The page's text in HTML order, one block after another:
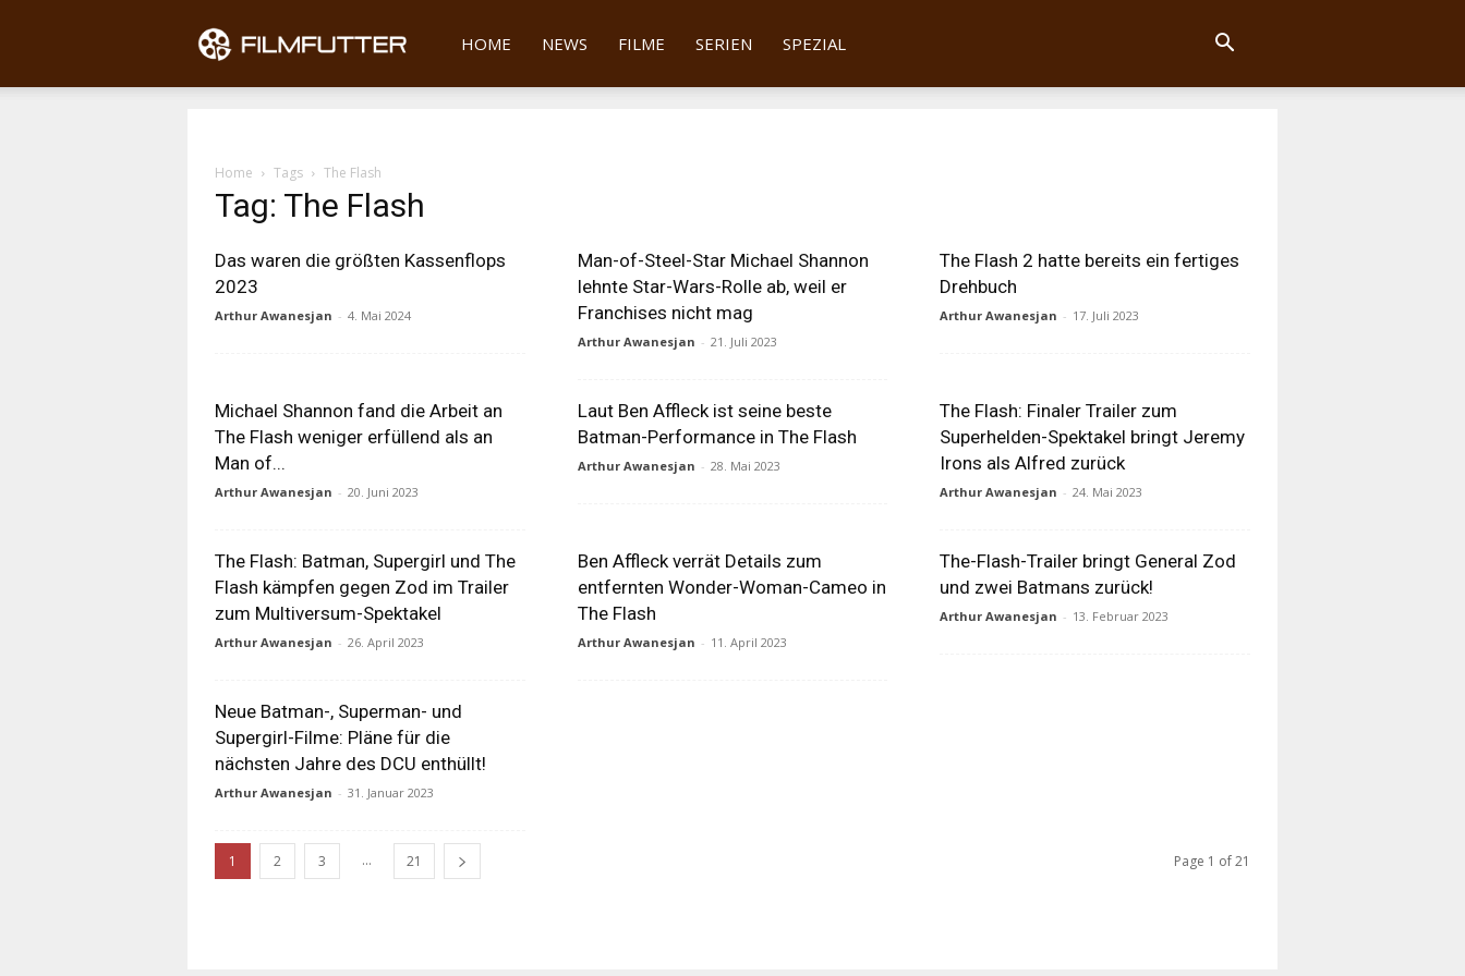
Filmfutter
HOME NEWS FILME SERIEN SPEZIAL
Home Tags The Flash
Tag: The Flash
Das waren die größten Kassenflops
2023
Arthur Awanesjan - 4. Mai 2024
Man-of-Steel-Star Michael Shannon
lehnte Star-Wars-Rolle ab, weil er
Franchises nicht mag
Arthur Awanesjan - 21. Juli 2023
The Flash 2 hatte bereits ein fertiges
Drehbuch
Arthur Awanesjan - 17. Juli 2023
Michael Shannon fand die Arbeit an
The Flash weniger erfüllend als an
Man of...
Arthur Awanesjan - 20. Juni 2023
Laut Ben Affleck ist seine beste
Batman-Performance in The Flash
Arthur Awanesjan - 28. Mai 2023
The Flash: Finaler Trailer zum
Superhelden-Spektakel bringt Jeremy
Irons als Alfred zurück
Arthur Awanesjan - 24. Mai 2023
The Flash: Batman, Supergirl und The
Flash kämpfen gegen Zod im Trailer
zum Multiversum-Spektakel
Arthur Awanesjan - 26. April 2023
Ben Affleck verrät Details zum
entfernten Wonder-Woman-Cameo in
The Flash
Arthur Awanesjan - 11. April 2023
The-Flash-Trailer bringt General Zod
und zwei Batmans zurück!
Arthur Awanesjan - 13. Februar 2023
Neue Batman-, Superman- und
Supergirl-Filme: Pläne für die
nächsten Jahre des DCU enthüllt!
Arthur Awanesjan - 31. Januar 2023
1 2 3 ... 21 Page 1 of 21